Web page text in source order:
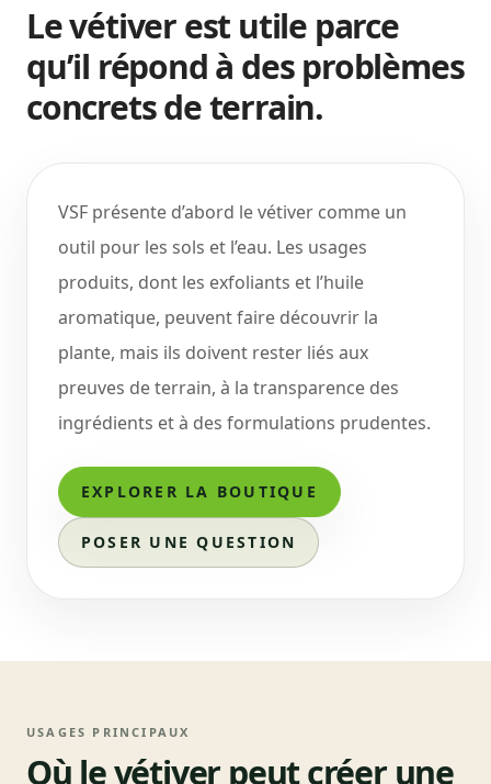
Le vétiver est utile parce
qu’il répond à des problèmes
concrets de terrain.
VSF présente d’abord le vétiver comme un
outil pour les sols et l’eau. Les usages
produits, dont les exfoliants et l’huile
aromatique, peuvent faire découvrir la
plante, mais ils doivent rester liés aux
preuves de terrain, à la transparence des
ingrédients et à des formulations prudentes.
EXPLORER LA BOUTIQUE
POSER UNE QUESTION
USAGES PRINCIPAUX
Où le vétiver peut créer une